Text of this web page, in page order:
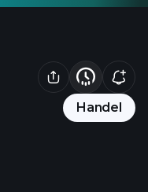
Handel